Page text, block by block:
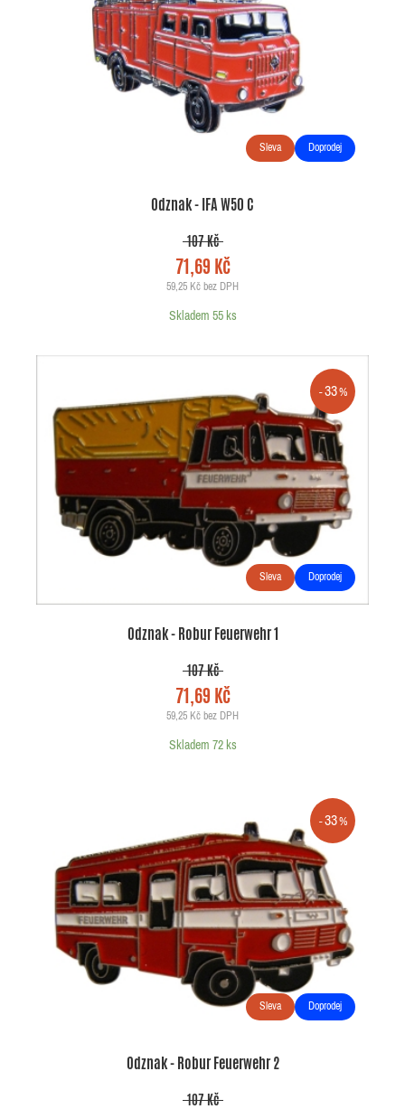
Sleva Doprodej
Odznak - IFA W50 C
107 Kč
71,69 Kč
59,25 Kč bez DPH
Skladem 55 ks
Sleva Doprodej
33
Odznak - Robur Feuerwehr 1
107 Kč
71,69 Kč
59,25 Kč bez DPH
Skladem 72 ks
Sleva Doprodej
33
Odznak - Robur Feuerwehr 2
107 Kč